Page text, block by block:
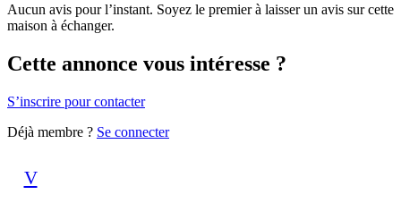
Aucun avis pour l’instant. Soyez le premier à laisser un avis sur cette
maison à échanger.
Cette annonce vous intéresse ?
S’inscrire pour contacter
Déjà membre ? Se connecter
V